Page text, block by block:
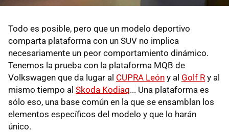
Todo es posible, pero que un modelo deportivo
comparta plataforma con un SUV no implica
necesariamente un peor comportamiento dinámico.
Tenemos la prueba con la plataforma MQB de
Volkswagen que da lugar al CUPRA León y al Golf R y al
mismo tiempo al Skoda Kodiaq... Una plataforma es
sólo eso, una base común en la que se ensamblan los
elementos específicos del modelo y que lo harán
único.